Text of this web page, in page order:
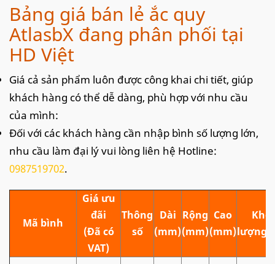
Bảng giá bán lẻ ắc quy
AtlasbX đang phân phối tại
HD Việt
Giá cả sản phẩm luôn được công khai chi tiết, giúp
khách hàng có thể dễ dàng, phù hợp với nhu cầu
của mình:
Đối với các khách hàng cần nhập bình số lượng lớn,
nhu cầu làm đại lý vui lòng liên hệ Hotline:
0987519702.
Mã bình
Giá ưu
đãi
(Đã có
VAT)
Thông
số
Dài
(mm)
Rộng
(mm)
Cao
(mm)
Khối
lượng